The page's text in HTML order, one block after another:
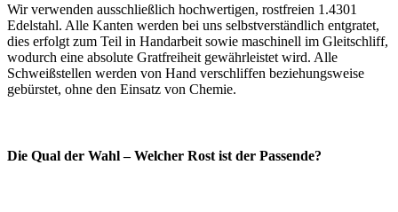
Wir verwenden ausschließlich hochwertigen, rostfreien 1.4301
Edelstahl. Alle Kanten werden bei uns selbstverständlich entgratet,
dies erfolgt zum Teil in Handarbeit sowie maschinell im Gleitschliff,
wodurch eine absolute Gratfreiheit gewährleistet wird. Alle
Schweißstellen werden von Hand verschliffen beziehungsweise
gebürstet, ohne den Einsatz von Chemie.
Die Qual der Wahl – Welcher Rost ist der Passende?